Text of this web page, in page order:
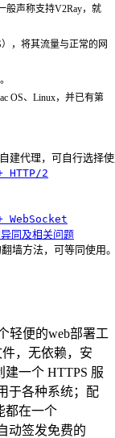
般声称支持V2Ray，就
，将其流量与正常的网
OS、Linux，并已有第
HTTP/2
WebSocket
同及相关问题
墙方法，可等同使用
轻便的web部署工
，无依赖，安
一个 HTTPS 服
于各种系统；配
都在一个
动签发免费的